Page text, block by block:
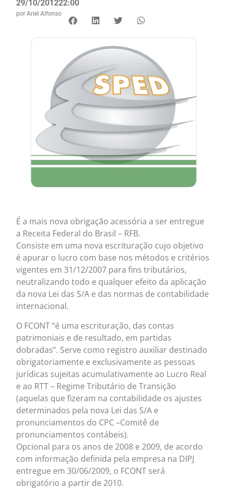
29/10/201222:00
por Ariel Alfonso
É a mais nova obrigação acessória a ser entregue
a Receita Federal do Brasil – RFB.
Consiste em uma nova escrituração cujo objetivo
é apurar o lucro com base nos métodos e critérios
vigentes em 31/12/2007 para fins tributários,
neutralizando todo e qualquer efeito da aplicação
da nova Lei das S/A e das normas de contabilidade
internacional.
O FCONT “é uma escrituração, das contas
patrimoniais e de resultado, em partidas
dobradas”. Serve como registro auxiliar destinado
obrigatoriamente e exclusivamente as pessoas
jurídicas sujeitas acumulativamente ao Lucro Real
e ao RTT – Regime Tributário de Transição
(aquelas que fizeram na contabilidade os ajustes
determinados pela nova Lei das S/A e
pronunciamentos do CPC –Comitê de
pronunciamentos contábeis).
Opcional para os anos de 2008 e 2009, de acordo
com informação definida pela empresa na DIPJ
entregue em 30/06/2009, o FCONT será
obrigatório a partir de 2010.